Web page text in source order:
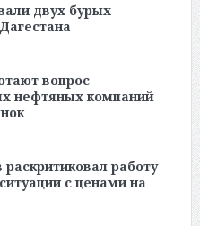
двух бурых
вопрос
нефтяных компаний
работу
с ценами на